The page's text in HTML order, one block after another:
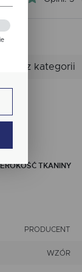
Inne z kategorii
TKANINY
PRODUCENT
WZÓR